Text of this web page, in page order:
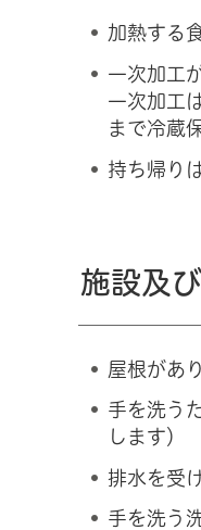
加熱する
一次加工
一次加工
まで冷蔵
持ち帰り
施設及
屋根があ
手を洗う
します）
排水を受
手を洗う